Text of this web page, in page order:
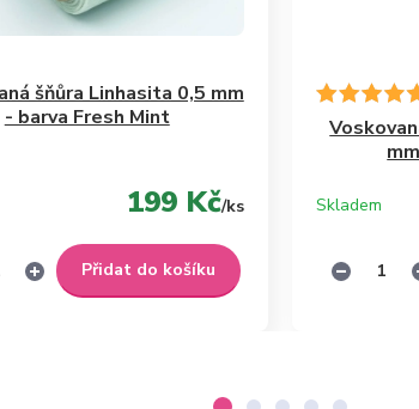
šňůra Linhasita 0,5 mm
- barva Fresh Mint
199 Kč/ks
Přidat do košíku
Skladem